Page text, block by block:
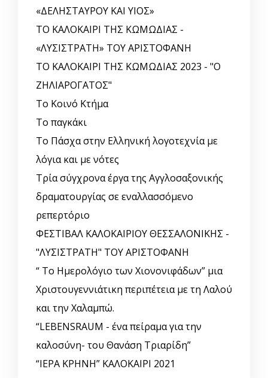
«ΔΕΛΗΣΤΑΥΡΟΥ ΚΑΙ ΥΙΟΣ»
ΤΟ ΚΑΛΟΚΑΙΡΙ ΤΗΣ ΚΩΜΩΔΙΑΣ -
«ΛΥΣΙΣΤΡΑΤΗ» ΤΟΥ ΑΡΙΣΤΟΦΑΝΗ
ΤΟ ΚΑΛΟΚΑΙΡΙ ΤΗΣ ΚΩΜΩΔΙΑΣ 2023 - "Ο
ΖΗΛΙΑΡΟΓΑΤΟΣ"
Το Κοινό Κτήμα
Το παγκάκι
Το Πάσχα στην Ελληνική λογοτεχνία με
λόγια και με νότες
Τρία σύγχρονα έργα της Αγγλοσαξονικής
δραματουργίας σε εναλλασσόμενο
ρεπερτόριο
ΦΕΣΤΙΒΑΛ ΚΑΛΟΚΑΙΡΙΟΥ ΘΕΣΣΑΛΟΝΙΚΗΣ -
"ΛΥΣΙΣΤΡΑΤΗ" ΤΟΥ ΑΡΙΣΤΟΦΑΝΗ
“ Το Ημερολόγιο των Χιονονιφάδων” μια
Χριστουγεννιάτικη περιπέτεια με τη Λαλού
και την Χαλαμπώ.
“LEBENSRAUM - ένα πείραμα για την
καλοσύνη- του Θανάση Τριαρίδη”
“ΙΕΡΑ ΚΡΗΝΗ” ΚΑΛΟΚΑΙΡΙ 2021